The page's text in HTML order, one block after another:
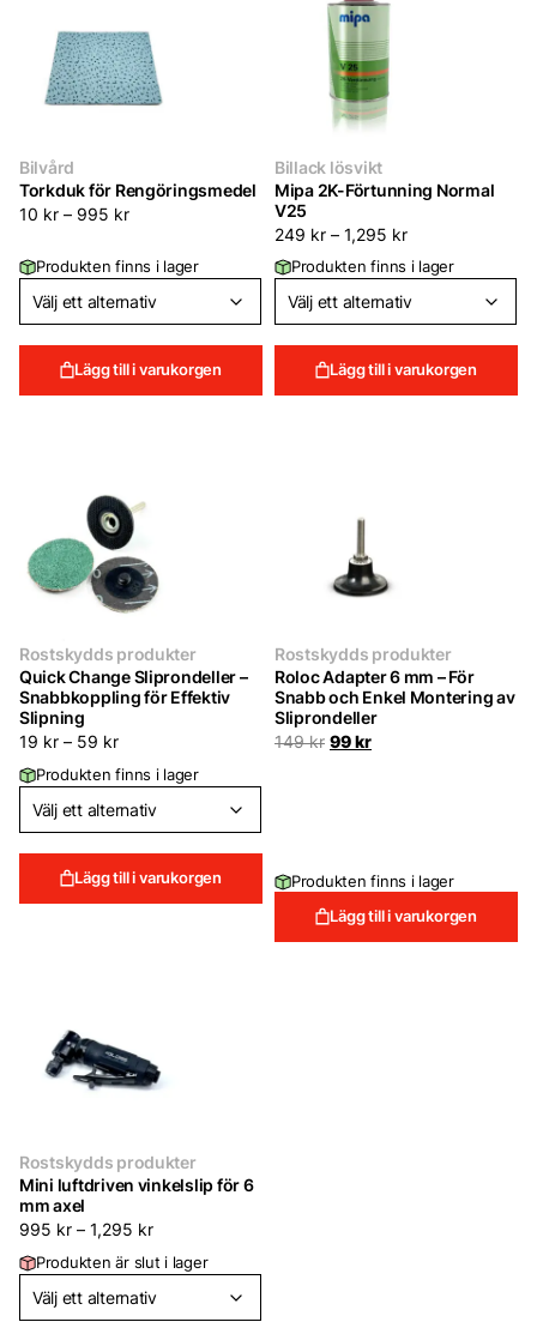
Bilvård
Torkduk för Rengöringsmedel
10 kr – 995 kr
Produkten finns i lager
Lägg till i varukorgen
Billack lösvikt
Mipa 2K-Förtunning Normal
V25
249 kr – 1,295 kr
Produkten finns i lager
Lägg till i varukorgen
Rostskydds produkter
Quick Change Sliprondeller –
Snabbkoppling för Effektiv
Slipning
19 kr – 59 kr
Produkten finns i lager
Lägg till i varukorgen
Rostskydds produkter
Roloc Adapter 6 mm – För
Snabb och Enkel Montering av
Sliprondeller
149kr Det
99krDet
Produkten finns i lager
Lägg till i varukorgen
Rostskydds produkter
Mini luftdriven vinkelslip för 6
mm axel
995 kr – 1,295 kr
Produkten är slut i lager